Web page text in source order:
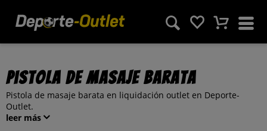
Pistola de masaje barata
Pistola de masaje barata en liquidación outlet en Deporte-
Outlet.
leer más